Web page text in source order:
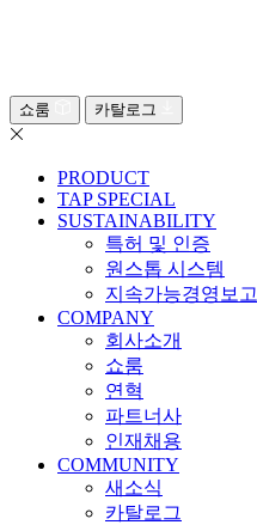
쇼룸 카탈로그
PRODUCT
TAP SPECIAL
SUSTAINABILITY
특허 및 인증
원스톱 시스템
지속가능경영보고
COMPANY
회사소개
쇼룸
연혁
파트너사
인재채용
COMMUNITY
새소식
카탈로그